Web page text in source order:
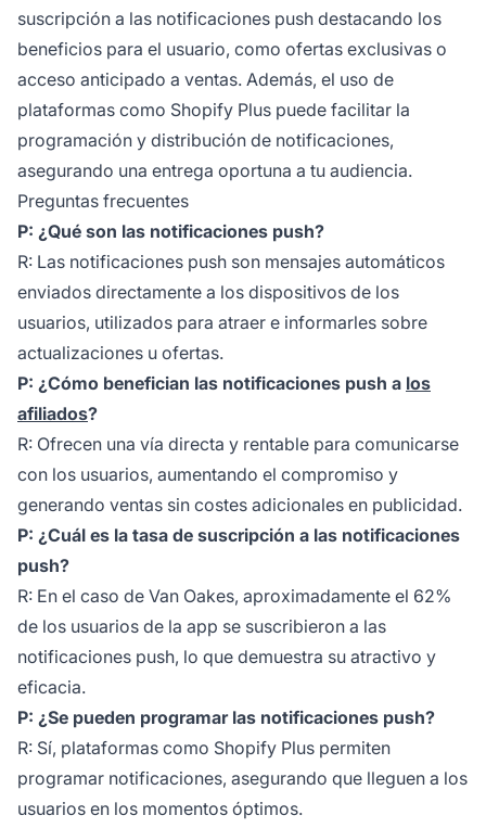
suscripción a las notificaciones push destacando los
beneficios para el usuario, como ofertas exclusivas o
acceso anticipado a ventas. Además, el uso de
plataformas como Shopify Plus puede facilitar la
programación y distribución de notificaciones,
asegurando una entrega oportuna a tu audiencia.
Preguntas frecuentes
P: ¿Qué son las notificaciones push?
R: Las notificaciones push son mensajes automáticos
enviados directamente a los dispositivos de los
usuarios, utilizados para atraer e informarles sobre
actualizaciones u ofertas.
P: ¿Cómo benefician las notificaciones push a los
afiliados?
R: Ofrecen una vía directa y rentable para comunicarse
con los usuarios, aumentando el compromiso y
generando ventas sin costes adicionales en publicidad.
P: ¿Cuál es la tasa de suscripción a las notificaciones
push?
R: En el caso de Van Oakes, aproximadamente el 62%
de los usuarios de la app se suscribieron a las
notificaciones push, lo que demuestra su atractivo y
eficacia.
P: ¿Se pueden programar las notificaciones push?
R: Sí, plataformas como Shopify Plus permiten
programar notificaciones, asegurando que lleguen a los
usuarios en los momentos óptimos.